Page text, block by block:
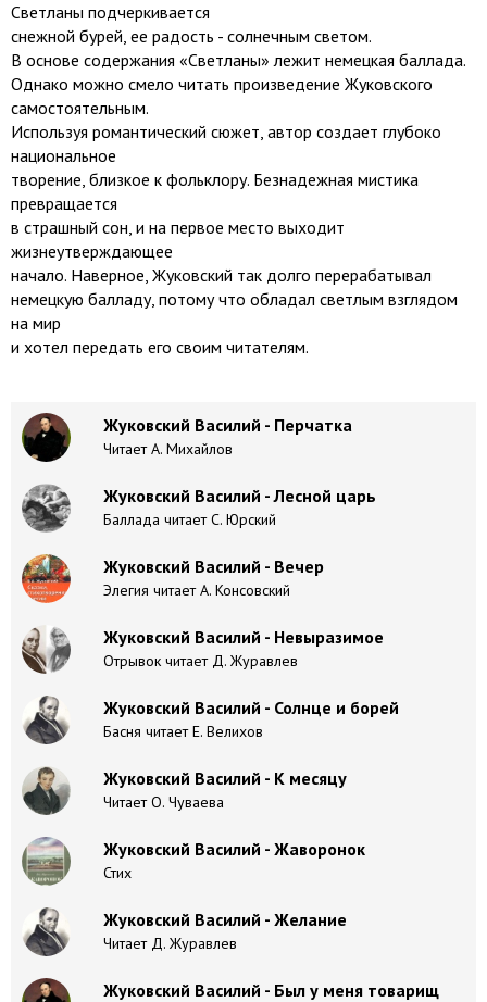
Светланы подчеркивается
снежной бурей, ее радость - солнечным светом.
В основе содержания «Светланы» лежит немецкая баллада.
Однако можно смело читать произведение Жуковского
самостоятельным.
Используя романтический сюжет, автор создает глубоко
национальное
творение, близкое к фольклору. Безнадежная мистика
превращается
в страшный сон, и на первое место выходит
жизнеутверждающее
начало. Наверное, Жуковский так долго перерабатывал
немецкую балладу, потому что обладал светлым взглядом
на мир
и хотел передать его своим читателям.
Жуковский Василий - Перчатка
Читает А. Михайлов
Жуковский Василий - Лесной царь
Баллада читает С. Юрский
Жуковский Василий - Вечер
Элегия читает А. Консовский
Жуковский Василий - Невыразимое
Отрывок читает Д. Журавлев
Жуковский Василий - Солнце и борей
Басня читает Е. Велихов
Жуковский Василий - К месяцу
Читает О. Чуваева
Жуковский Василий - Жаворонок
Стих
Жуковский Василий - Желание
Читает Д. Журавлев
Жуковский Василий - Был у меня товарищ